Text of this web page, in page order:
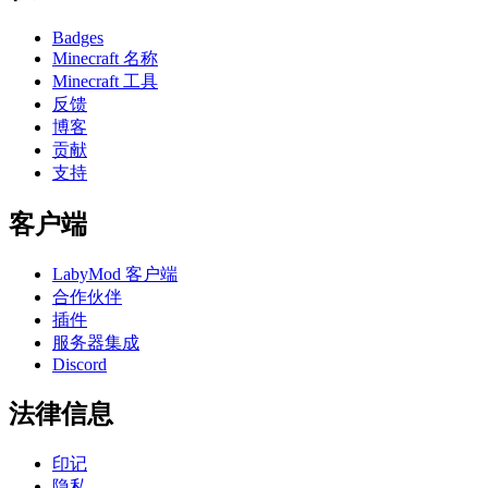
Badges
Minecraft 名称
Minecraft 工具
反馈
博客
贡献
支持
客户端
LabyMod 客户端
合作伙伴
插件
服务器集成
Discord
法律信息
印记